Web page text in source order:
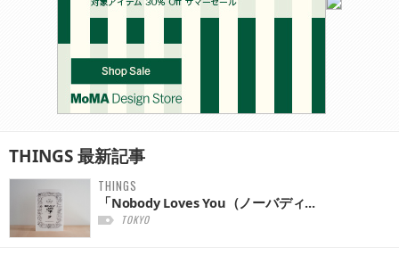
THINGS最新記事
THINGS
「Nobody Loves You（ノーバディ...
TOKYO